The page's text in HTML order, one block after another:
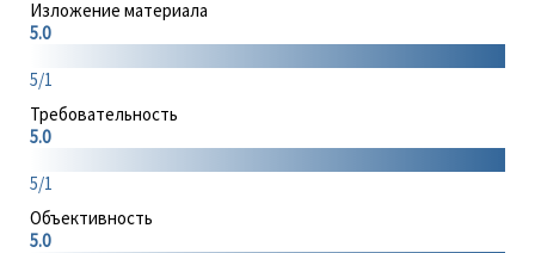
Изложение материала
5.0
5/1
Требовательность
5.0
5/1
Объективность
5.0